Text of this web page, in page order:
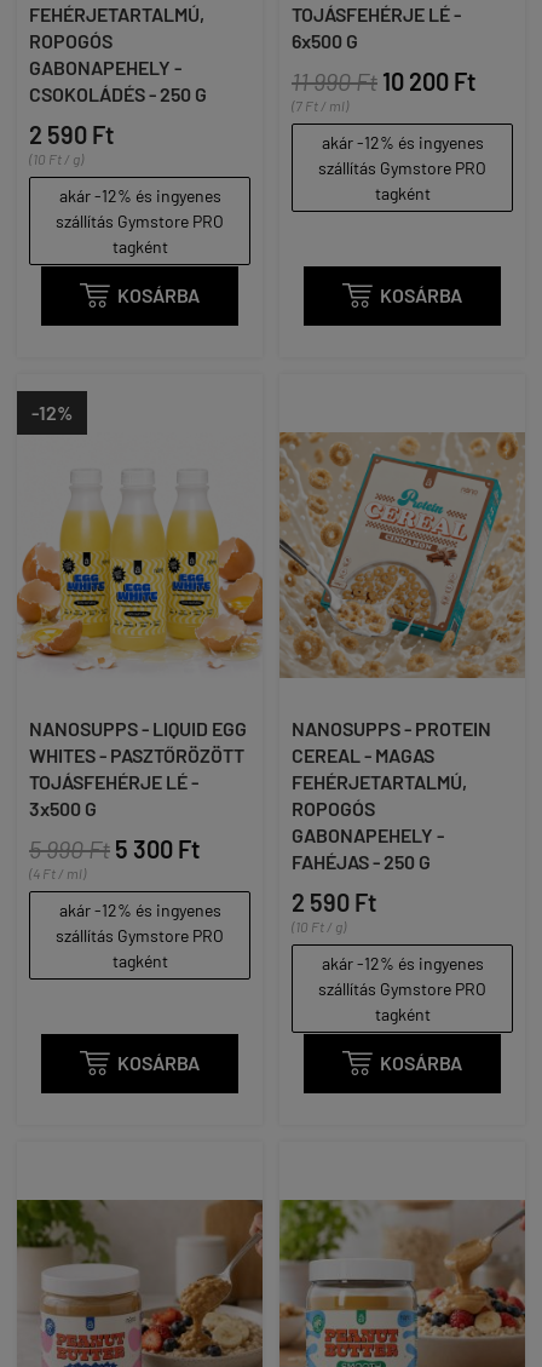
FEHÉRJETARTALMÚ,
ROPOGÓS
GABONAPEHELY -
CSOKOLÁDÉS - 250 G
2 590 Ft
(10 Ft / g)
akár -12% és ingyenes
szállítás Gymstore PRO
tagként
 KOSÁRBA
TOJÁSFEHÉRJE LÉ -
6x500 G
11 990 Ft 10 200 Ft
(7 Ft / ml)
akár -12% és ingyenes
szállítás Gymstore PRO
tagként
 KOSÁRBA
-12%
NANOSUPPS - LIQUID EGG
WHITES - PASZTŐRÖZÖTT
TOJÁSFEHÉRJE LÉ -
3x500 G
5 990 Ft 5 300 Ft
(4 Ft / ml)
akár -12% és ingyenes
szállítás Gymstore PRO
tagként
 KOSÁRBA
NANOSUPPS - PROTEIN
CEREAL - MAGAS
FEHÉRJETARTALMÚ,
ROPOGÓS
GABONAPEHELY -
FAHÉJAS - 250 G
2 590 Ft
(10 Ft / g)
akár -12% és ingyenes
szállítás Gymstore PRO
tagként
 KOSÁRBA